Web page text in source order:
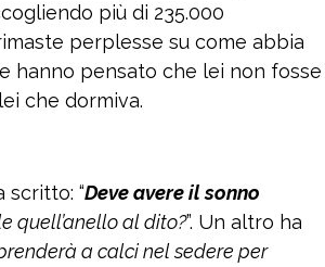
più di 235.000
perplesse su come abbia
hanno pensato che lei non fosse
che dormiva.
scritto: “Deve avere il sonno
quell’anello al dito?”. Un altro ha
a calci nel sedere per